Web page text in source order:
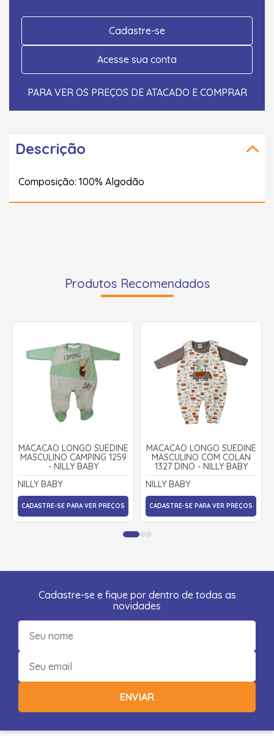
Cadastre-se
Acesse sua conta
PARA VER OS PREÇOS DE ATACADO E COMPRAR
Descrição
Composição: 100% Algodão
Produtos Recomendados
MACACÃO LONGO SUEDINE
MASCULINO CAMPING 1259
- NILLY BABY
NILLY BABY
CADASTRE-SE PARA VER PREÇOS
MACACÃO LONGO SUEDINE
MASCULINO COM COLAN
1327 DINO - NILLY BABY
NILLY BABY
CADASTRE-SE PARA VER PREÇOS
Cadastre-se e fique por dentro de todas as
novidades
ENVIAR